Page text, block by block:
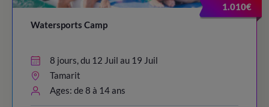
1.010€
Watersports Camp
8 jours, du 12 Juil au 19 Juil
Tamarit
Ages: de 8 à 14 ans